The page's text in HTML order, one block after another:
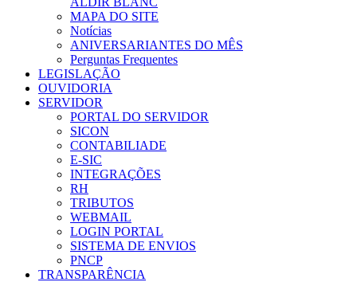
MAPA DO SITE
Notícias
ANIVERSARIANTES DO MÊS
Perguntas Frequentes
LEGISLAÇÃO
OUVIDORIA
SERVIDOR
PORTAL DO SERVIDOR
SICON
CONTABILIADE
E-SIC
INTEGRAÇÕES
RH
TRIBUTOS
WEBMAIL
LOGIN PORTAL
SISTEMA DE ENVIOS
PNCP
TRANSPARÊNCIA